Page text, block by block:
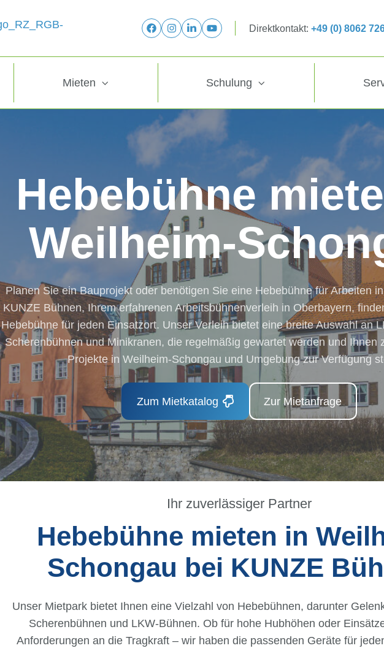
Direktkontakt: +49 (0) 8062
Mieten Schulung
Hebebühne
Weilheim-
Planen Sie ein Bauprojekt oder benötigen Sie eine Hebebühne für Arbeiten
KUNZE Bühnen, Ihrem erfahrenen Arbeitsbühnenverleih in Oberbayern,
Hebebühne für jeden Einsatzort. Unser Verleih bietet eine breite Auswahl an
Scherenbühnen und Minikranen, die regelmäßig gewartet werden und Ihnen
Projekte in Weilheim-Schongau und Umgebung zur Verfügung
Zum Mietkatalog Zur Mietanfrage
Ihr zuverlässiger Partner
Hebebühne mieten in
Schongau bei KUNZE
Unser Mietpark bietet Ihnen eine Vielzahl von Hebebühnen, darunter
Scherenbühnen und LKW-Bühnen. Ob für hohe Hubhöhen oder
Anforderungen an die Tragkraft – wir haben die passenden Geräte für